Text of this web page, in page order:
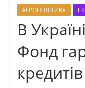
АГРОПОЛІТИКА
В
Фонд